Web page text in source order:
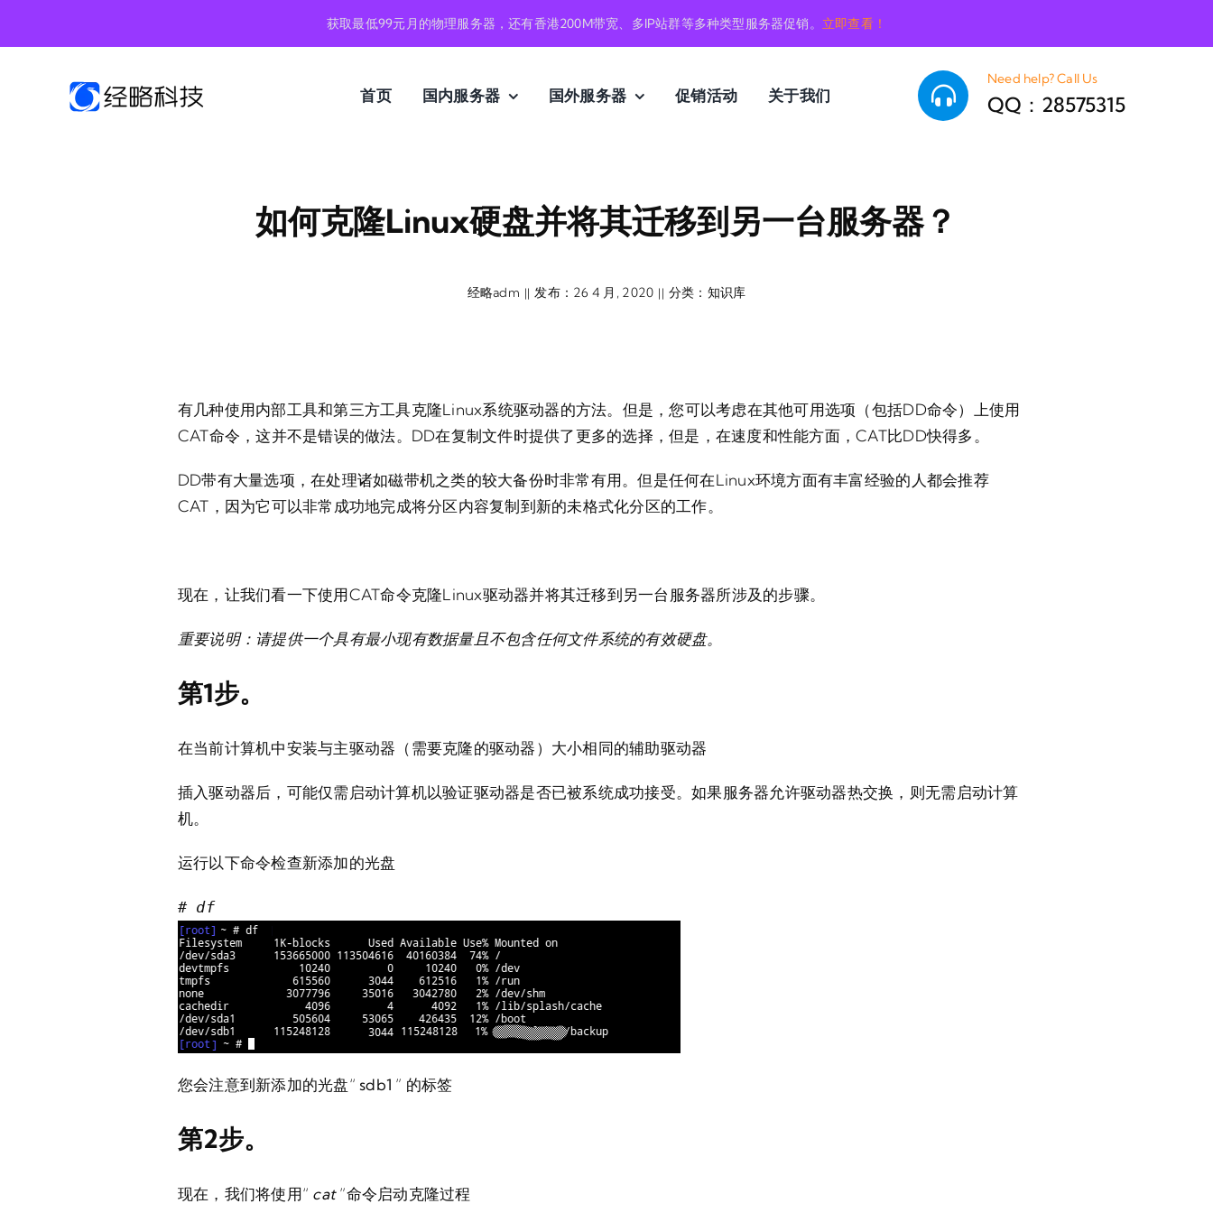
获取最低99元月的物理服务器，还有香港200M带宽、多IP站群等多种类型服务器促销。 立即查看！
首页 国内服务器 国外服务器 促销活动 关于我们
Need help? Call Us
QQ：28575315
如何克隆Linux硬盘并将其迁移到另一台服务器？
经略adm || 发布：26 4 月, 2020 || 分类： 知识库
有几种使用内部工具和第三方工具克隆Linux系统驱动器的方法。但是，您可以考虑在其他可用选项（包括DD命令）上使用
CAT命令，这并不是错误的做法。DD在复制文件时提供了更多的选择，但是，在速度和性能方面，CAT比DD快得多。
DD带有大量选项，在处理诸如磁带机之类的较大备份时非常有用。但是任何在Linux环境方面有丰富经验的人都会推荐
CAT，因为它可以非常成功地完成将分区内容复制到新的未格式化分区的工作。
现在，让我们看一下使用CAT命令克隆Linux驱动器并将其迁移到另一台服务器所涉及的步骤。
重要说明：请提供一个具有最小现有数据量且不包含任何文件系统的有效硬盘。
第1步。
在当前计算机中安装与主驱动器（需要克隆的驱动器）大小相同的辅助驱动器
插入驱动器后，可能仅需启动计算机以验证驱动器是否已被系统成功接受。如果服务器允许驱动器热交换，则无需启动计算
机。
运行以下命令检查新添加的光盘
# df
您会注意到新添加的光盘“ sdb1 ” 的标签
第2步。
现在，我们将使用“ cat”命令启动克隆过程